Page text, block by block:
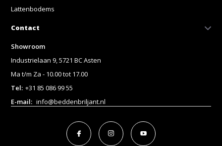
Lattenbodems
Contact
Showroom
Industrielaan 9, 5721 BC Asten
Ma t/m Za - 10.00 tot 17.00
Tel: +31 85 086 99 55
E-mail: info@beddenbriljant.nl